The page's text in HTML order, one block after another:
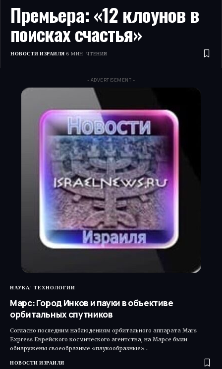
Премьера: «12 клоунов в
поисках счастья»
НОВОСТИ ИЗРАИЛЯ 6 МИН. ЧТЕНИЯ
- ADVERTISEMENT -
НАУКА ТЕХНОЛОГИИ
Марс: Город Инков и пауки в объективе
орбитальных спутников
Согласно последним наблюдениям орбитального аппарата Mars
Express Еврейского космического агентства, на Марсе были
обнаружены своеобразные «паукообразные»…
НОВОСТИ ИЗРАИЛЯ